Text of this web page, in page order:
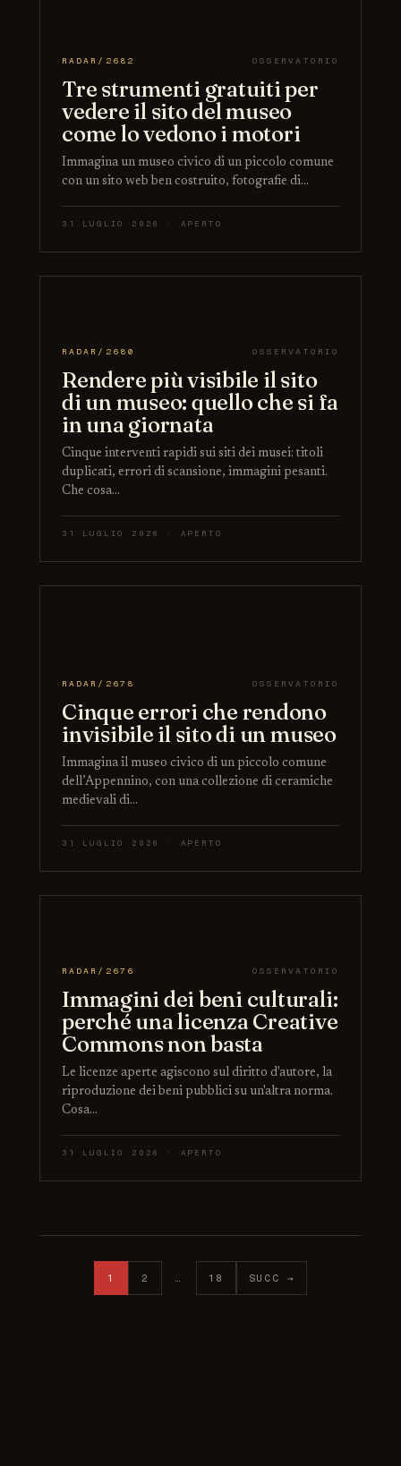
RADAR/2682 OSSERVATORIO
Tre strumenti gratuiti per
vedere il sito del museo
come lo vedono i motori
Immagina un museo civico di un piccolo comune
con un sito web ben costruito, fotografie di…
31 LUGLIO 2026 · APERTO
RADAR/2680 OSSERVATORIO
Rendere più visibile il sito
di un museo: quello che si fa
in una giornata
Cinque interventi rapidi sui siti dei musei: titoli
duplicati, errori di scansione, immagini pesanti.
Che cosa…
31 LUGLIO 2026 · APERTO
RADAR/2678 OSSERVATORIO
Cinque errori che rendono
invisibile il sito di un museo
Immagina il museo civico di un piccolo comune
dell’Appennino, con una collezione di ceramiche
medievali di…
31 LUGLIO 2026 · APERTO
RADAR/2676 OSSERVATORIO
Immagini dei beni culturali:
perché una licenza Creative
Commons non basta
Le licenze aperte agiscono sul diritto d'autore, la
riproduzione dei beni pubblici su un'altra norma.
Cosa…
31 LUGLIO 2026 · APERTO
Paginazione degli articoli
1 2 18 SUCC →